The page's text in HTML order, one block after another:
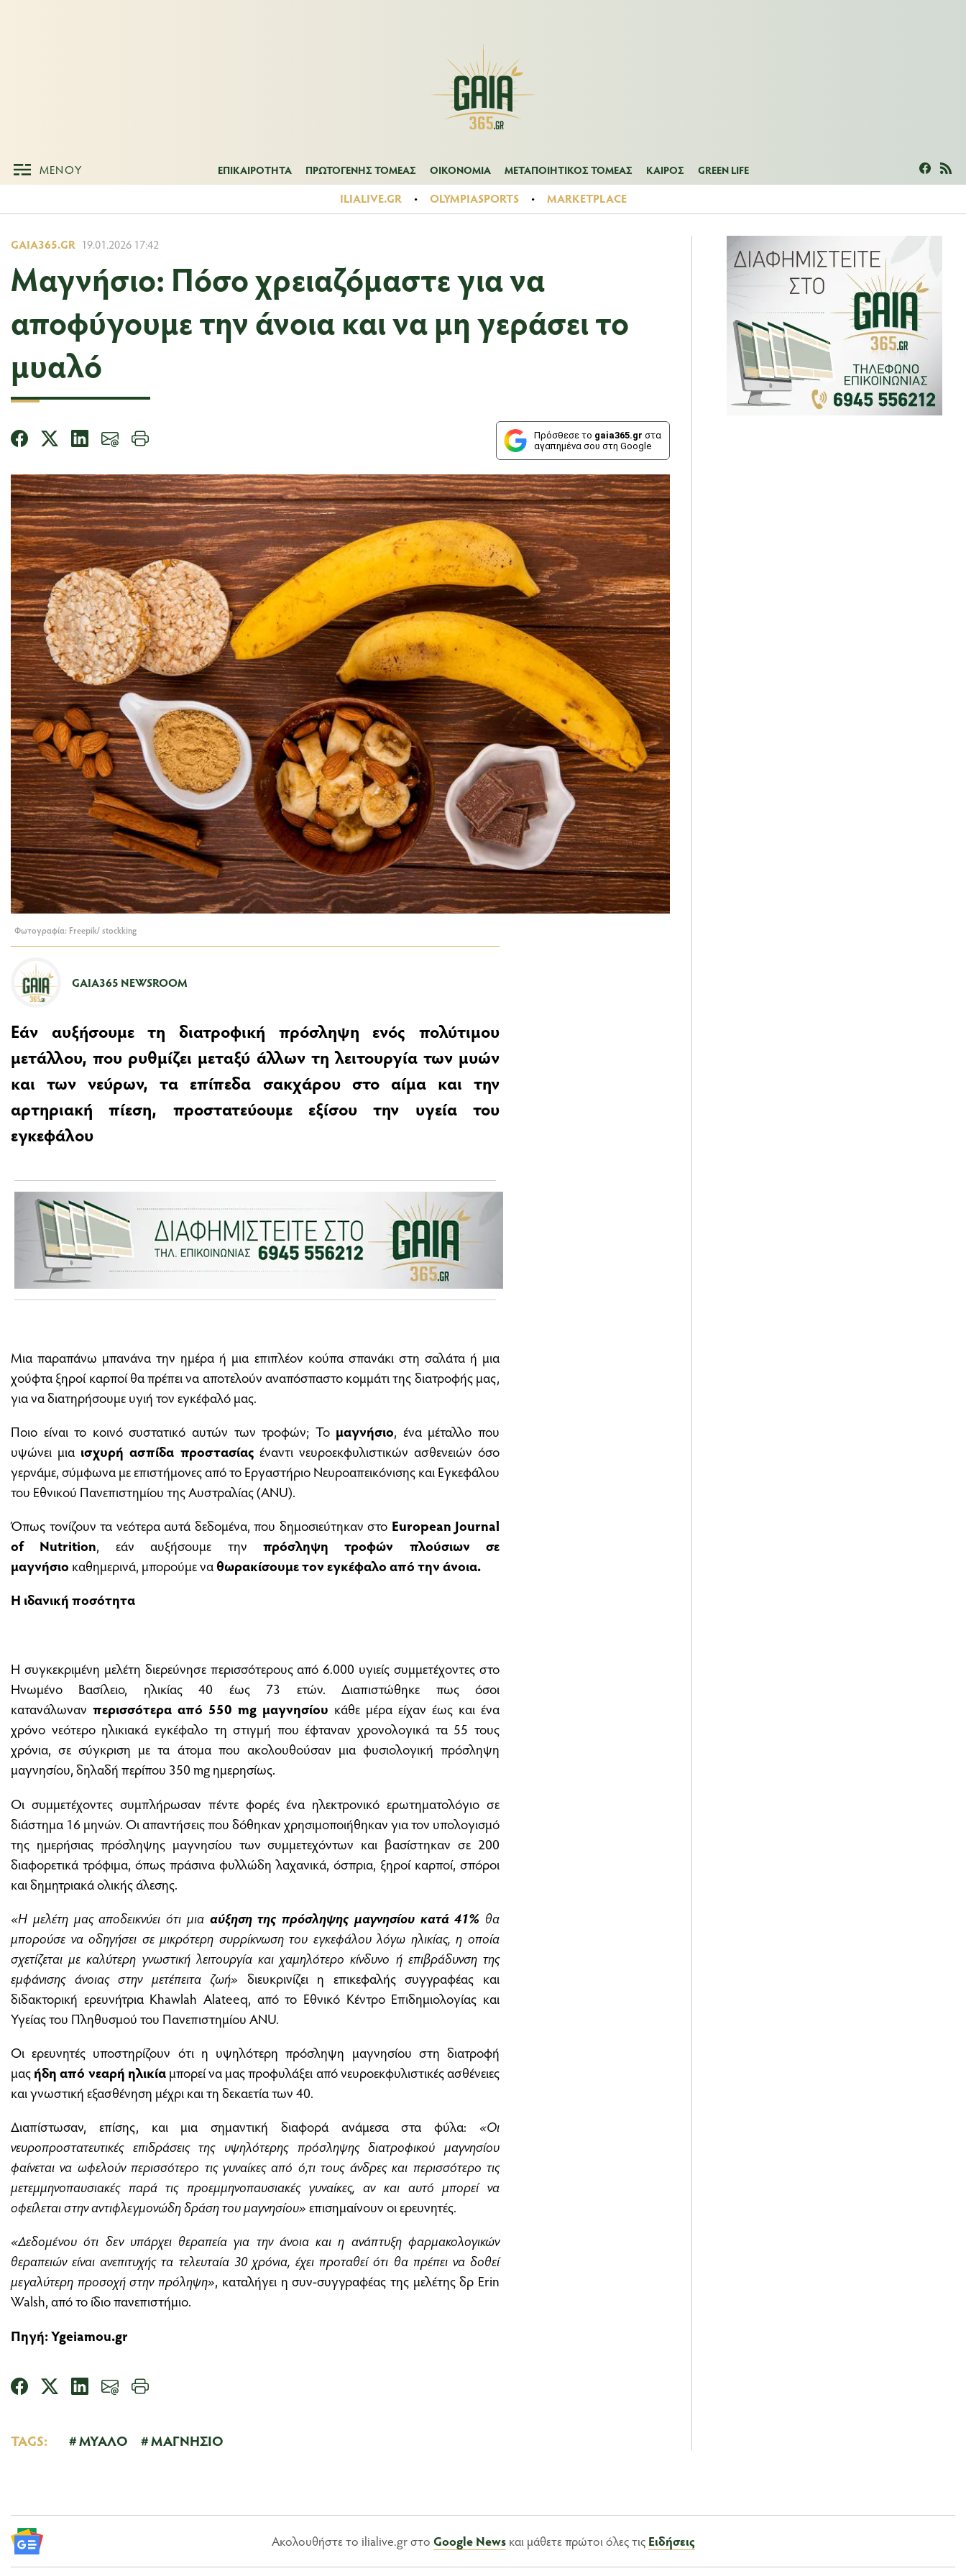
ΜΕΝΟΥ ΕΠΙΚΑΙΡΟΤΗΤΑ ΠΡΩΤΟΓΕΝΗΣ ΤΟΜΕΑΣ ΟΙΚΟΝΟΜΙΑ ΜΕΤΑΠΟΙΗΤΙΚΟΣ ΤΟΜΕΑΣ ΚΑΙΡΟΣ GREEN LIFE
ILIALIVE.GR OLYMPIASPORTS MARKETPLACE
GAIA365.GR 19.01.2026 17:42
Μαγνήσιο: Πόσο χρειαζόμαστε για να
αποφύγουμε την άνοια και να μη γεράσει το
μυαλό
Πρόσθεσε το gaia365.gr στα
αγαπημένα σου στη Google
Φωτογραφία: Freepik/ stockking
GAIA365 NEWSROOM
Εάν αυξήσουμε τη διατροφική πρόσληψη ενός πολύτιμου
μετάλλου, που ρυθμίζει μεταξύ άλλων τη λειτουργία των μυών
και των νεύρων, τα επίπεδα σακχάρου στο αίμα και την
αρτηριακή πίεση, προστατεύουμε εξίσου την υγεία του
εγκεφάλου
Μια παραπάνω μπανάνα την ημέρα ή μια επιπλέον κούπα σπανάκι στη σαλάτα ή μια
χούφτα ξηροί καρποί θα πρέπει να αποτελούν αναπόσπαστο κομμάτι της διατροφής μας,
για να διατηρήσουμε υγιή τον εγκέφαλό μας.
Ποιο είναι το κοινό συστατικό αυτών των τροφών; Το μαγνήσιο, ένα μέταλλο που
υψώνει μια ισχυρή ασπίδα προστασίαςέναντι νευροεκφυλιστικών ασθενειών όσο
γερνάμε, σύμφωνα με επιστήμονες από το Εργαστήριο Νευροαπεικόνισης και Εγκεφάλου
του Εθνικού Πανεπιστημίου της Αυστραλίας (ANU).
Όπως τονίζουν τα νεότερα αυτά δεδομένα, που δημοσιεύτηκαν στο European Journal
of Nutrition, εάν αυξήσουμε την πρόσληψη τροφών πλούσιων σε
μαγνήσιο καθημερινά, μπορούμε ναθωρακίσουμε τον εγκέφαλο από την άνοια.
Η ιδανική ποσότητα
Η συγκεκριμένη μελέτη διερεύνησε περισσότερους από 6.000 υγιείς συμμετέχοντες στο
Ηνωμένο Βασίλειο, ηλικίας 40 έως 73 ετών. Διαπιστώθηκε πως όσοι
κατανάλωναν περισσότερα από 550 mg μαγνησίου κάθε μέρα είχαν έως και ένα
χρόνο νεότερο ηλικιακά εγκέφαλο τη στιγμή που έφταναν χρονολογικά τα 55 τους
χρόνια, σε σύγκριση με τα άτομα που ακολουθούσαν μια φυσιολογική πρόσληψη
μαγνησίου, δηλαδή περίπου 350 mg ημερησίως.
Οι συμμετέχοντες συμπλήρωσαν πέντε φορές ένα ηλεκτρονικό ερωτηματολόγιο σε
διάστημα 16 μηνών. Οι απαντήσεις που δόθηκαν χρησιμοποιήθηκαν για τον υπολογισμό
της ημερήσιας πρόσληψης μαγνησίου των συμμετεχόντων και βασίστηκαν σε 200
διαφορετικά τρόφιμα, όπως πράσινα φυλλώδη λαχανικά, όσπρια, ξηροί καρποί, σπόροι
και δημητριακά ολικής άλεσης.
«Η μελέτη μας αποδεικνύει ότι μια αύξηση της πρόσληψης μαγνησίουκατά 41% θα
μπορούσε να οδηγήσει σε μικρότερη συρρίκνωση του εγκεφάλου λόγω ηλικίας, η οποία
σχετίζεται με καλύτερη γνωστική λειτουργία και χαμηλότερο κίνδυνο ή επιβράδυνση της
εμφάνισης άνοιας στην μετέπειτα ζωή» διευκρινίζει η επικεφαλής συγγραφέας και
διδακτορική ερευνήτρια Khawlah Alateeq, από το Εθνικό Κέντρο Επιδημιολογίας και
Υγείας του Πληθυσμού του Πανεπιστημίου ANU.
Οι ερευνητές υποστηρίζουν ότι η υψηλότερη πρόσληψη μαγνησίου στη διατροφή
μαςήδη από νεαρή ηλικίαμπορεί να μας προφυλάξει από νευροεκφυλιστικές ασθένειες
και γνωστική εξασθένηση μέχρι και τη δεκαετία των 40.
Διαπίστωσαν, επίσης, και μια σημαντική διαφορά ανάμεσα στα φύλα: «Οι
νευροπροστατευτικές επιδράσεις της υψηλότερης πρόσληψης διατροφικού μαγνησίου
φαίνεται να ωφελούν περισσότερο τις γυναίκες από ό,τι τους άνδρες και περισσότερο τις
μετεμμηνοπαυσιακές παρά τις προεμμηνοπαυσιακές γυναίκες, αν και αυτό μπορεί να
οφείλεται στην αντιφλεγμονώδη δράση του μαγνησίου»επισημαίνουν οι ερευνητές.
«Δεδομένου ότι δεν υπάρχει θεραπεία για την άνοια και η ανάπτυξη φαρμακολογικών
θεραπειών είναι ανεπιτυχής τα τελευταία 30 χρόνια, έχει προταθεί ότι θα πρέπει να δοθεί
μεγαλύτερη προσοχή στην πρόληψη», καταλήγει η συν-συγγραφέας της μελέτης δρ Erin
Walsh, από το ίδιο πανεπιστήμιο.
Πηγή:Ygeiamou.gr
TAGS: ΜΥΑΛΟ ΜΑΓΝΗΣΙΟ
Ακολουθήστε το ilialive.gr στο Google Newsκαι μάθετε πρώτοι όλες τις Ειδήσεις